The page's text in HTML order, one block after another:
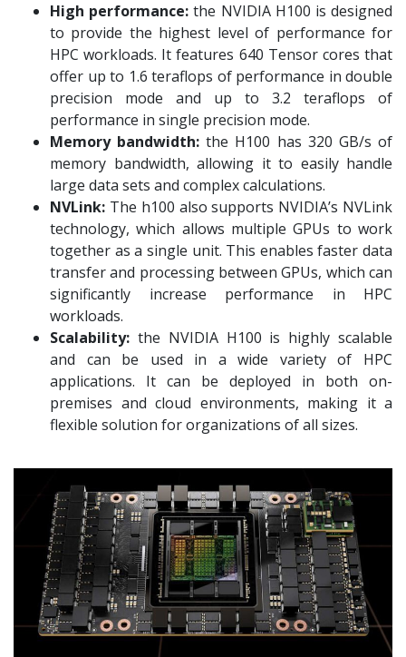
High performance:the NVIDIA H100 is designed
to provide the highest level of performance for
HPC workloads. It features 640 Tensor cores that
offer up to 1.6 teraflops of performance in double
precision mode and up to 3.2 teraflops of
performance in single precision mode.
Memory bandwidth:the H100 has 320 GB/s of
memory bandwidth, allowing it to easily handle
large data sets and complex calculations.
NVLink: The h100 also supports NVIDIA’s NVLink
technology, which allows multiple GPUs to work
together as a single unit. This enables faster data
transfer and processing between GPUs, which can
significantly increase performance in HPC
workloads.
Scalability: the NVIDIA H100 is highly scalable
and can be used in a wide variety of HPC
applications. It can be deployed in both on-
premises and cloud environments, making it a
flexible solution for organizations of all sizes.